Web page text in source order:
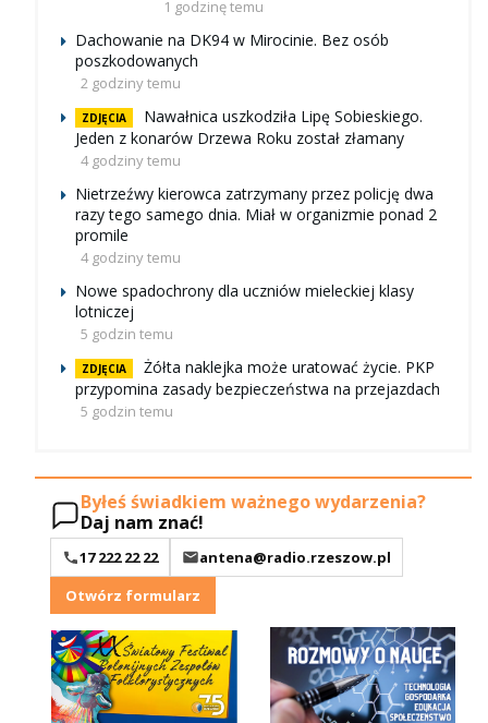
1 godzinę temu
Dachowanie na DK94 w Mirocinie. Bez osób
poszkodowanych
2 godziny temu
ZDJĘCIA
Nawałnica uszkodziła Lipę Sobieskiego.
Jeden z konarów Drzewa Roku został złamany
4 godziny temu
Nietrzeźwy kierowca zatrzymany przez policję dwa
razy tego samego dnia. Miał w organizmie ponad 2
promile
4 godziny temu
Nowe spadochrony dla uczniów mieleckiej klasy
lotniczej
5 godzin temu
ZDJĘCIA
Żółta naklejka może uratować życie. PKP
przypomina zasady bezpieczeństwa na przejazdach
5 godzin temu
Byłeś świadkiem ważnego wydarzenia?
Daj nam znać!
17 222 22 22
antena@radio.rzeszow.pl
Otwórz formularz